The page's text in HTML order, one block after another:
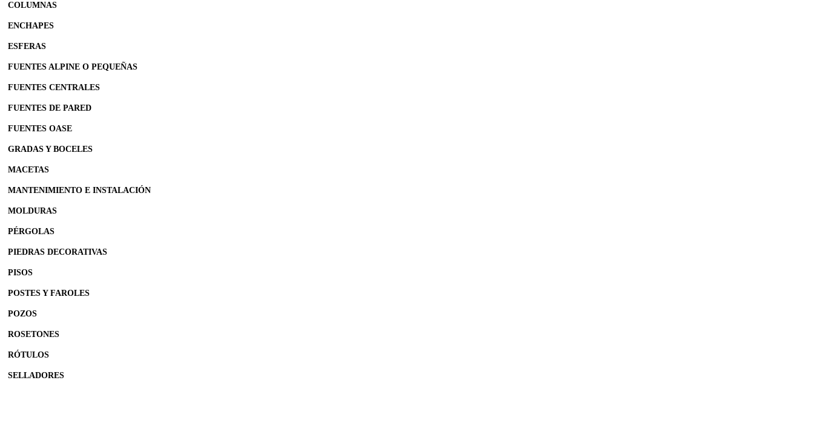
COLUMNAS
ENCHAPES
ESFERAS
FUENTES ALPINE O PEQUEÑAS
FUENTES CENTRALES
FUENTES DE PARED
FUENTES OASE
GRADAS Y BOCELES
MACETAS
MANTENIMIENTO E INSTALACIÓN
MOLDURAS
PÉRGOLAS
PIEDRAS DECORATIVAS
PISOS
POSTES Y FAROLES
POZOS
ROSETONES
RÓTULOS
SELLADORES